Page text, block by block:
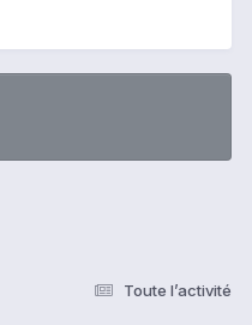
Toute l’activité